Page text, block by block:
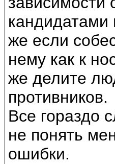
же если
нему как к
же делите
противников.
Все гораздо
не понять
ошибки.